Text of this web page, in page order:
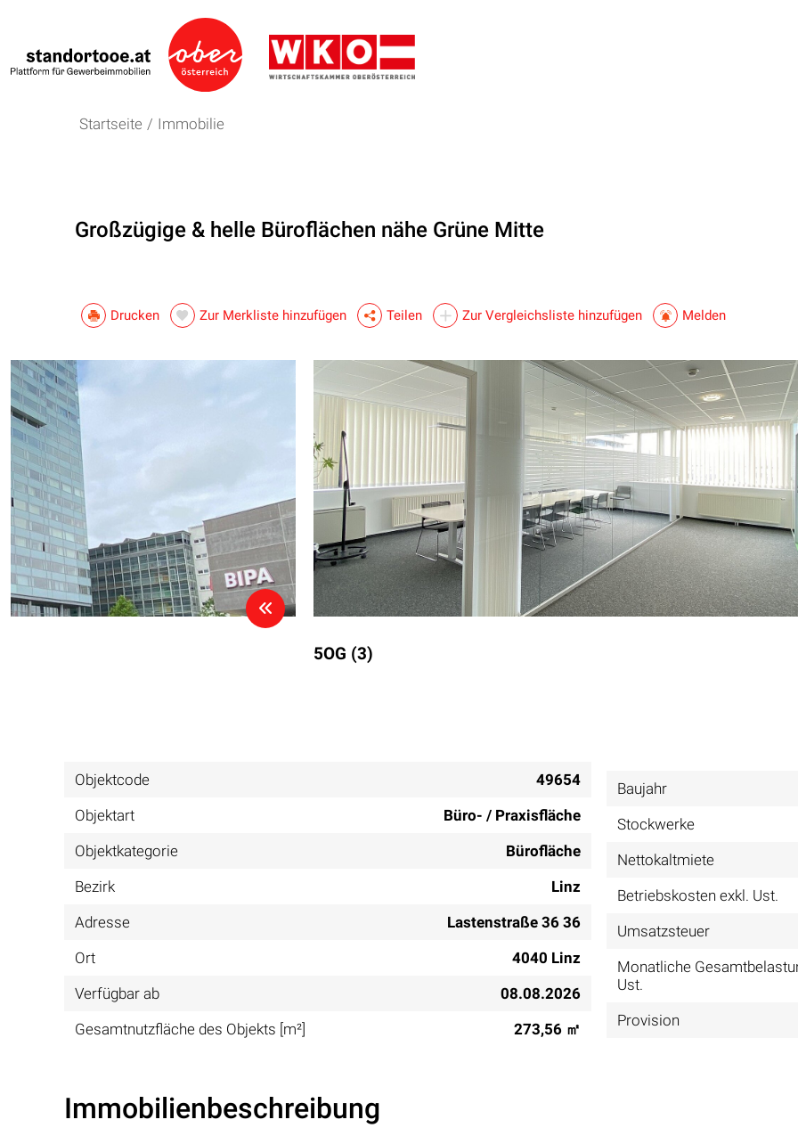
Startseite / Immobilie
Großzügige & helle Büroflächen nähe Grüne Mitte
Drucken Zur Merkliste hinzufügen Teilen Zur Vergleichsliste hinzufügen Melden
5OG (3)
Objektcode
49654
Objektart
Büro- / Praxisfläche
Objektkategorie
Bürofläche
Bezirk
Linz
Adresse
Lastenstraße 36 36
Ort
4040 Linz
Verfügbar ab
08.08.2026
Gesamtnutzfläche des Objekts [m²]
273,56 ㎡
Baujahr
Stockwerke
Nettokaltmiete
Betriebskosten exkl. Ust.
Umsatzsteuer
Monatliche
Ust.
Provision
Immobilienbeschreibung